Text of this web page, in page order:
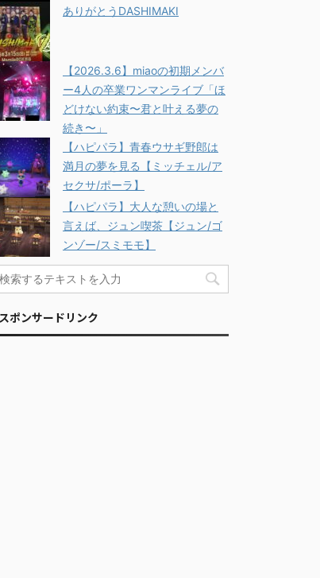
ありがとうDASHIMAKI
【2026.3.6】miaoの初期メンバ
ー4人の卒業ワンマンライブ「ほ
どけない約束〜君と叶える夢の
続き〜」
【ハピパラ】青春ウサギ野郎は
満月の夢を見る【ミッチェル/ア
セクサ/ポーラ】
【ハピパラ】大人な憩いの場と
言えば、ジュン喫茶【ジュン/ゴ
ンゾー/スミモモ】
スポンサードリンク